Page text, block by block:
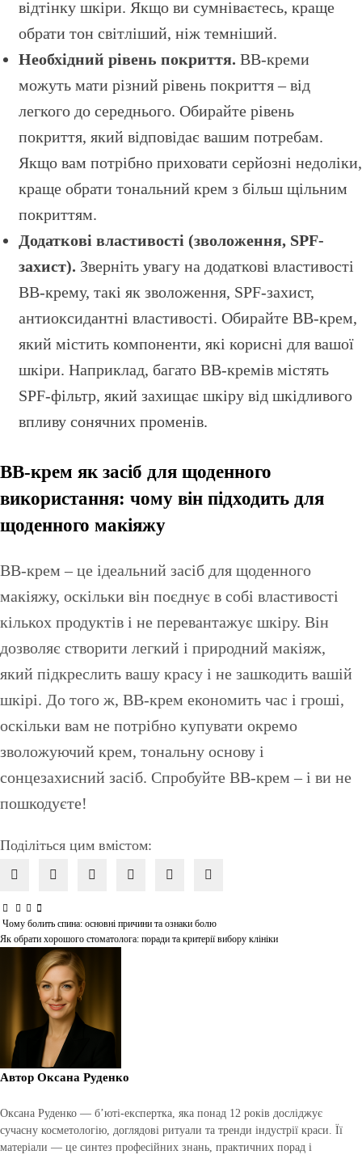
відтінку шкіри. Якщо ви сумніваєтесь, краще
обрати тон світліший, ніж темніший.
Необхідний рівень покриття. BB-креми
можуть мати різний рівень покриття – від
легкого до середнього. Обирайте рівень
покриття, який відповідає вашим потребам.
Якщо вам потрібно приховати серйозні недоліки,
краще обрати тональний крем з більш щільним
покриттям.
Додаткові властивості (зволоження, SPF-
захист). Зверніть увагу на додаткові властивості
BB-крему, такі як зволоження, SPF-захист,
антиоксидантні властивості. Обирайте BB-крем,
який містить компоненти, які корисні для вашої
шкіри. Наприклад, багато BB-кремів містять
SPF-фільтр, який захищає шкіру від шкідливого
впливу сонячних променів.
BB-крем як засіб для щоденного
використання: чому він підходить для
щоденного макіяжу
BB-крем – це ідеальний засіб для щоденного
макіяжу, оскільки він поєднує в собі властивості
кількох продуктів і не перевантажує шкіру. Він
дозволяє створити легкий і природний макіяж,
який підкреслить вашу красу і не зашкодить вашій
шкірі. До того ж, BB-крем економить час і гроші,
оскільки вам не потрібно купувати окремо
зволожуючий крем, тональну основу і
сонцезахисний засіб. Спробуйте BB-крем – і ви не
пошкодуєте!
Поділіться цим вмістом:
Навігація
записів
Чому болить спина: основні причини та ознаки болю
Як обрати хорошого стоматолога: поради та критерії вибору клініки
Автор Оксана Руденко
Оксана Руденко — б’юті-експертка, яка понад 12 років досліджує
сучасну косметологію, доглядові ритуали та тренди індустрії краси. Її
матеріали — це синтез професійних знань, практичних порад і